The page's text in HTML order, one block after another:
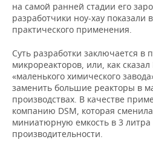
на самой ранней стадии его
разработчики ноу-хау показали
практического применения.
Суть разработки заключается в
микрореакторов, или, как
«маленького химического
заменить большие реакторы в
производствах. В качестве
компанию DSM, которая
миниатюрную емкость в 3 литра
производительности.